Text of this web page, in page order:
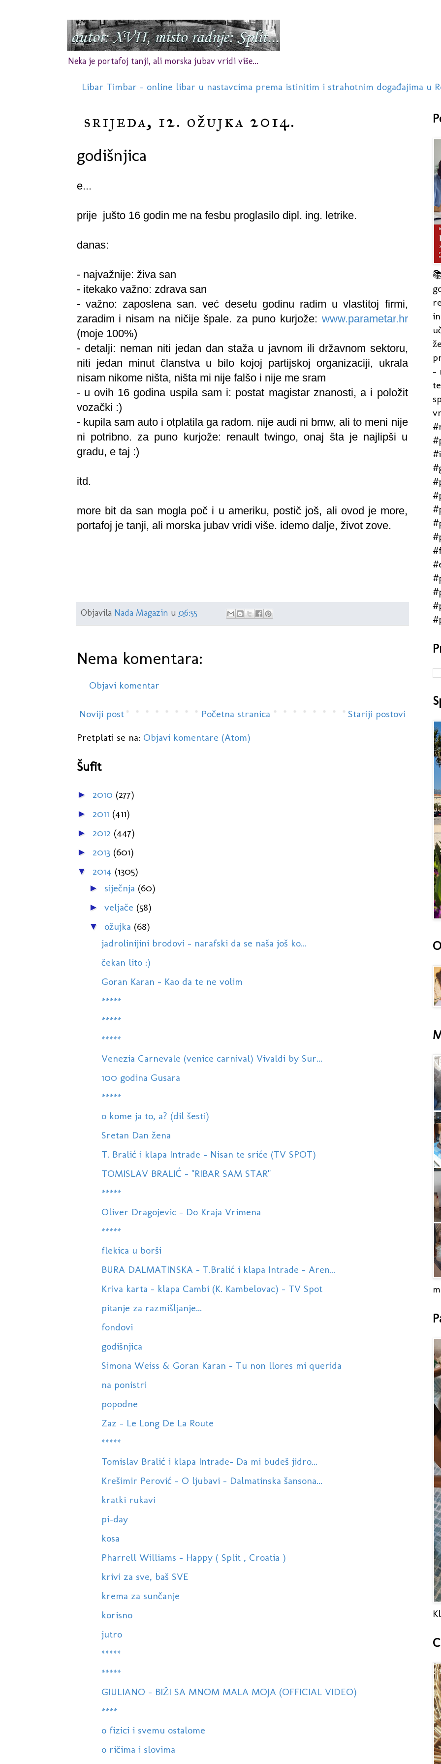
Neka je portafoj tanji, ali morska jubav vridi više...
Libar Timbar - online libar u nastavcima prema istinitim i strahotnim događajima u
srijeda, 12. ožujka 2014.
godišnjica
e...
prije jušto 16 godin me na fesbu proglasilo dipl. ing. letrike.
danas:
- najvažnije: živa san
- itekako važno: zdrava san
- važno: zaposlena san. već desetu godinu radim u vlastitoj firmi,
zaradim i nisam na ničije špale.za puno kurjože: www.parametar.hr
(moje 100%)
- detalji: neman niti jedan dan staža u javnom ili državnom sektoru,
niti jedan minut članstva u bilo kojoj partijskoj organizaciji, ukrala
nisam nikome ništa, ništa mi nije falšo i nije me sram
- u ovih 16 godina uspila sam i: postat magistar znanosti, a i položit
vozački :)
- kupila sam auto i otplatila ga radom. nije audi ni bmw, ali to meni nije
ni potribno. za puno kurjože: renault twingo, onaj šta je najlipši u
gradu, e taj :)
itd.
more bit da san mogla poč i u ameriku, postič još, ali ovod je more,
portafoj je tanji, ali morska jubav vridi više. idemo dalje, život zove.
Objavila Nada Magazin u 06:55
Nema komentara:
Objavi komentar
Noviji post Stariji postovi
Početna stranica
Pretplati se na: Objavi komentare (Atom)
Šufit
► 2010 (277)
► 2011 (411)
► 2012 (447)
► 2013 (601)
▼ 2014 (1305)
► siječnja (60)
► veljače (58)
▼ ožujka (68)
jadrolinijini brodovi - narafski da se naša još ko...
čekan lito :)
Goran Karan - Kao da te ne volim
*****
*****
*****
Venezia Carnevale (venice carnival) Vivaldi by Sur...
100 godina Gusara
*****
o kome ja to, a? (dil šesti)
Sretan Dan žena
T. Bralić i klapa Intrade - Nisan te sriće (TV SPOT)
TOMISLAV BRALIĆ - ''RIBAR SAM STAR''
*****
Oliver Dragojevic - Do Kraja Vrimena
*****
flekica u borši
BURA DALMATINSKA - T.Bralić i klapa Intrade - Aren...
Kriva karta - klapa Cambi (K. Kambelovac) - TV Spot
pitanje za razmišljanje...
fondovi
godišnjica
Simona Weiss & Goran Karan - Tu non llores mi querida
na ponistri
popodne
Zaz - Le Long De La Route
*****
Tomislav Bralić i klapa Intrade- Da mi budeš jidro...
Krešimir Perović - O ljubavi - Dalmatinska šansona...
kratki rukavi
pi-day
kosa
Pharrell Williams - Happy ( Split , Croatia )
krivi za sve, baš SVE
krema za sunčanje
korisno
jutro
*****
*****
GIULIANO - BIŽI SA MNOM MALA MOJA (OFFICIAL VIDEO)
****
o fizici i svemu ostalome
o ričima i slovima
-